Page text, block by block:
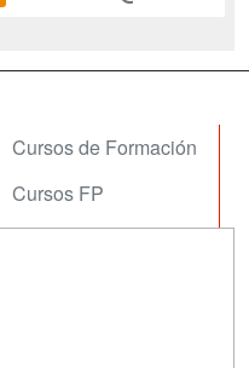
Cursos de Formación
Cursos FP